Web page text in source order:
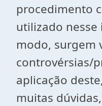
procedimento
utilizado
modo, surgem
controvérsias/
aplicação
muitas